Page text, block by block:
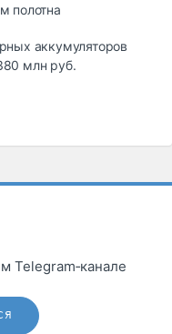
полотна
аккумуляторов
млн руб.
Telegram‑канале